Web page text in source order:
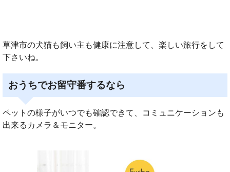
草津市の犬猫も飼い主も健康に注意して、楽しい旅行をして
下さいね。
おうちでお留守番するなら
ペットの様子がいつでも確認できて、コミュニケーションも
出来るカメラ＆モニター。